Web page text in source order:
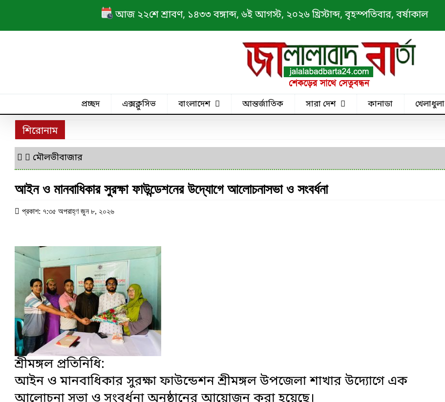
আজ ২২শে শ্রাবণ, ১৪৩৩ বঙ্গাব্দ, ৬ই আগস্ট, ২০২৬ খ্রিস্টাব্দ, বৃহস্পতিবার, বর্ষাকাল
প্রচ্ছদ এক্সক্লুসিভ বাংলাদেশ আন্তর্জাতিক সারা দেশ কানাডা খেলাধুলা
শিরোনাম
মৌলভীবাজার
আইন ও মানবাধিকার সুরক্ষা ফাউন্ডেশনের উদ্যোগে আলোচনাসভা ও সংবর্ধনা
প্রকাশ: ৭:৩৫ অপরাহ্ণ জুন ৮, ২০২৬
শ্রীমঙ্গল প্রতিনিধি:
আইন ও মানবাধিকার সুরক্ষা ফাউন্ডেশন শ্রীমঙ্গল উপজেলা শাখার উদ্যোগে এক